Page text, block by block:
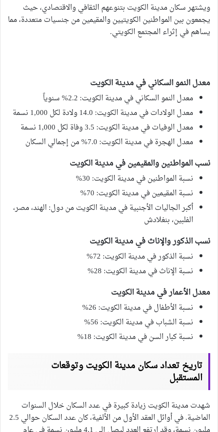
ويشتهر سكان مدينة الكويت بتنوعهم الثقافي والاقتصادي، حيث
يجمعون بين المواطنين الكويتيين والمقيمين من جنسيات متعددة، مما
يساهم في إثراء المجتمع الكويتي.
معدل النمو السكاني في مدينة الكويت
معدل النمو السكاني في مدينة الكويت: 2.2% سنوياً
معدل الولادات في مدينة الكويت: 14.0 ولادة لكل 1,000 نسمة
معدل الوفيات في مدينة الكويت: 3.5 وفاة لكل 1,000 نسمة
معدل الهجرة في مدينة الكويت: 7.0% من إجمالي السكان
نسب المواطنين والمقيمين في مدينة الكويت
نسبة المواطنين في مدينة الكويت: 30%
نسبة المقيمين في مدينة الكويت: 70%
أكبر الجاليات الأجنبية في مدينة الكويت من دول: الهند، مصر،
الفلبين، بنغلادش
نسب الذكور والإناث في مدينة الكويت
نسبة الذكور في مدينة الكويت: 72%
نسبة الإناث في مدينة الكويت: 28%
معدل الأعمار في مدينة الكويت
نسبة الأطفال في مدينة الكويت: 26%
نسبة الشباب في مدينة الكويت: 56%
نسبة كبار السن في مدينة الكويت: 18%
تاريخ تعداد سكان مدينة الكويت وتوقعات
المستقبل
شهدت مدينة الكويت زيادة كبيرة في عدد السكان خلال السنوات
الماضية. في أوائل العقد الأول من الألفية، كان عدد السكان حوالي 2.5